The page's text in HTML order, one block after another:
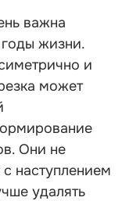
важна
жизни.
и
может
Они не
наступлением
удалять